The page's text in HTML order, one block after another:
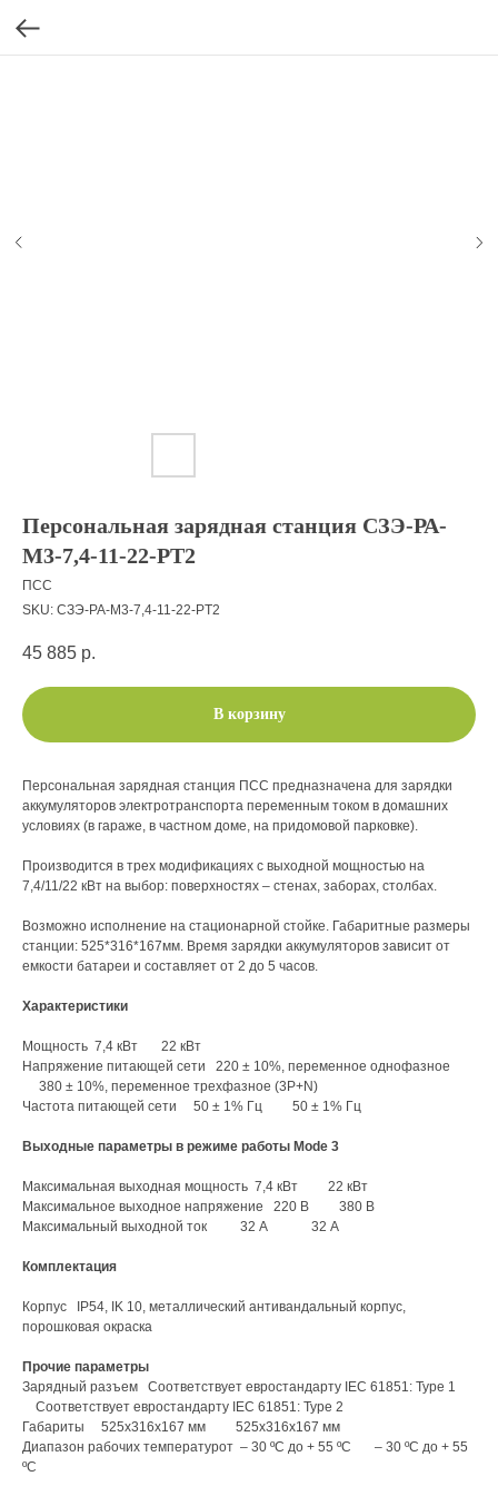
Персональная зарядная станция СЗЭ-РА-
М3-7,4-11-22-РT2
ПСС
SKU: СЗЭ-РА-М3-7,4-11-22-РT2
45 885 р.
В корзину
Персональная зарядная станция ПСС предназначена для зарядки
аккумуляторов электротранспорта переменным током в домашних
условиях (в гараже, в частном доме, на придомовой парковке).
Производится в трех модификациях с выходной мощностью на
7,4/11/22 кВт на выбор: поверхностях – стенах, заборах, столбах.
Возможно исполнение на стационарной стойке. Габаритные размеры
станции: 525*316*167мм. Время зарядки аккумуляторов зависит от
емкости батареи и составляет от 2 до 5 часов.
Характеристики
Мощность 7,4 кВт 22 кВт
Напряжение питающей сети 220 ± 10%, переменное однофазное
380 ± 10%, переменное трехфазное (3P+N)
Частота питающей сети 50 ± 1% Гц 50 ± 1% Гц
Выходные параметры в режиме работы Mode 3
Максимальная выходная мощность 7,4 кВт 22 кВт
Максимальное выходное напряжение 220 В 380 В
Максимальный выходной ток 32 А 32 А
Комплектация
Корпус IP54, IK 10, металлический антивандальный корпус,
порошковая окраска
Прочие параметры
Зарядный разъем Соответствует евростандарту IEC 61851: Type 1
Соответствует евростандарту IEC 61851: Type 2
Габариты 525х316х167 мм 525х316х167 мм
Диапазон рабочих температурот – 30 ºС до + 55 ºС – 30 ºС до + 55
ºС